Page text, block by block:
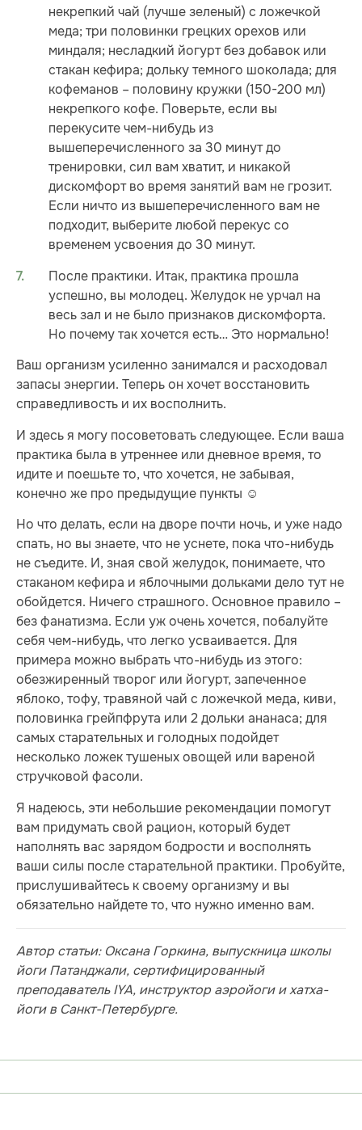
некрепкий чай (лучше зеленый) с ложечкой
меда; три половинки грецких орехов или
миндаля; несладкий йогурт без добавок или
стакан кефира; дольку темного шоколада; для
кофеманов – половину кружки (150-200 мл)
некрепкого кофе. Поверьте, если вы
перекусите чем-нибудь из
вышеперечисленного за 30 минут до
тренировки, сил вам хватит, и никакой
дискомфорт во время занятий вам не грозит.
Если ничто из вышеперечисленного вам не
подходит, выберите любой перекус со
временем усвоения до 30 минут.
После практики. Итак, практика прошла
успешно, вы молодец. Желудок не урчал на
весь зал и не было признаков дискомфорта.
Но почему так хочется есть… Это нормально!
Ваш организм усиленно занимался и расходовал
запасы энергии. Теперь он хочет восстановить
справедливость и их восполнить.
И здесь я могу посоветовать следующее. Если ваша
практика была в утреннее или дневное время, то
идите и поешьте то, что хочется, не забывая,
конечно же про предыдущие пункты ☺
Но что делать, если на дворе почти ночь, и уже надо
спать, но вы знаете, что не уснете, пока что-нибудь
не съедите. И, зная свой желудок, понимаете, что
стаканом кефира и яблочными дольками дело тут не
обойдется. Ничего страшного. Основное правило –
без фанатизма. Если уж очень хочется, побалуйте
себя чем-нибудь, что легко усваивается. Для
примера можно выбрать что-нибудь из этого:
обезжиренный творог или йогурт, запеченное
яблоко, тофу, травяной чай с ложечкой меда, киви,
половинка грейпфрута или 2 дольки ананаса; для
самых старательных и голодных подойдет
несколько ложек тушеных овощей или вареной
стручковой фасоли.
Я надеюсь, эти небольшие рекомендации помогут
вам придумать свой рацион, который будет
наполнять вас зарядом бодрости и восполнять
ваши силы после старательной практики. Пробуйте,
прислушивайтесь к своему организму и вы
обязательно найдете то, что нужно именно вам.
Автор статьи: Оксана Горкина, выпускница школы
йоги Патанджали, сертифицированный
преподаватель IYA, инструктор аэройоги и хатха-
йоги в Санкт-Петербурге.